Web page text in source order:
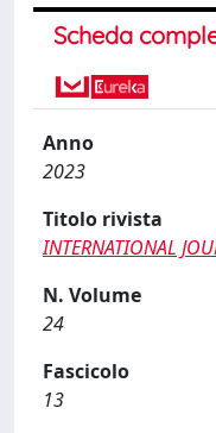
Scheda
Anno
2023
Titolo rivista
INTERNATIONAL
N. Volume
24
Fascicolo
13